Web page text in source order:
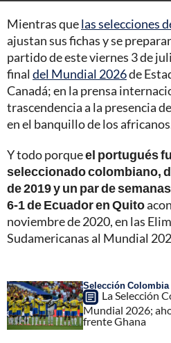
Mientras quelas selecciones
ajustan sus fichas y se
partido de este viernes 3 de
final del Mundial 2026de
Canadá; en la prensa
trascendencia a la presencia
en el banquillo de los
Y todo porqueel portugués
seleccionado colombiano,
de 2019 y un par de
6-1 de Ecuador en Quito
noviembre de 2020, en las
Sudamericanas al Mundial
Selección Colombia
La Selección
Mundial 2026;
frente Ghana